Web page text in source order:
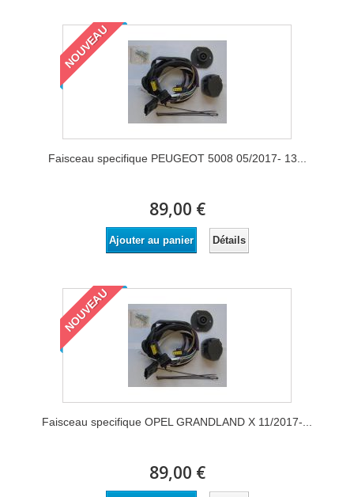
NOUVEAU
Faisceau specifique PEUGEOT 5008 05/2017- 13...
89,00 €
Ajouter au panier Détails
NOUVEAU
Faisceau specifique OPEL GRANDLAND X 11/2017-...
89,00 €